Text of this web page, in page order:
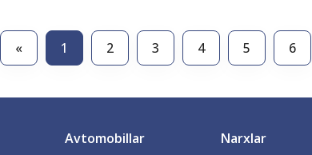
« 1 2 3 4 5 6
Avtomobillar Narxlar